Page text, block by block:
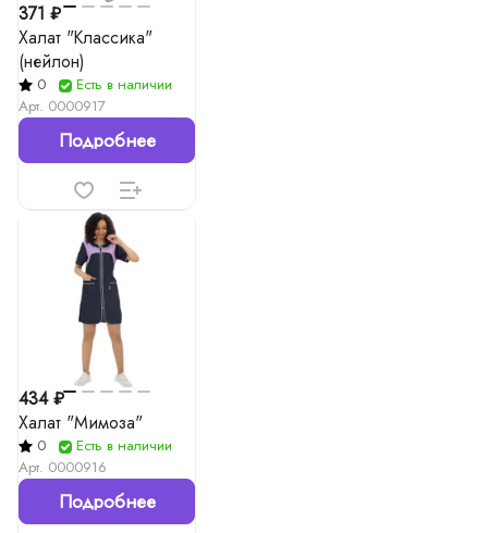
371 ₽
Халат "Классика"
(нейлон)
0
Есть в наличии
Арт. 0000917
Подробнее
434 ₽
Халат "Мимоза"
0
Есть в наличии
Арт. 0000916
Подробнее